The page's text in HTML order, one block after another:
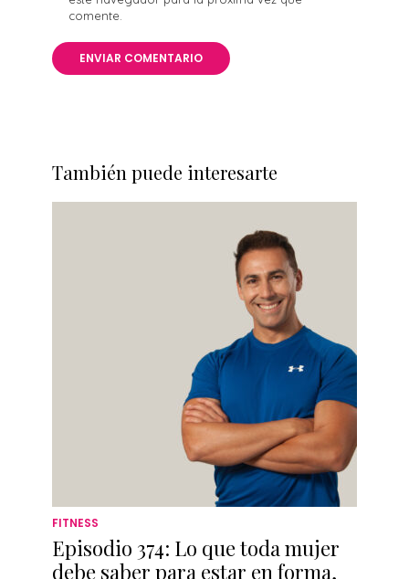
comente.
También puede interesarte
FITNESS
Episodio 374: Lo que toda mujer
debe saber para estar en forma,